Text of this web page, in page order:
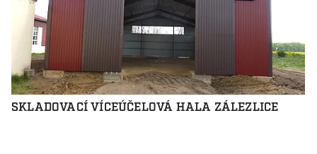
SKLADOVACÍ VÍCEÚČELOVÁ HALA ZÁLEZLICE